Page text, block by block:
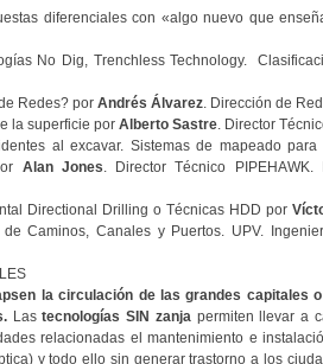
diferenciales con «algo nuevo que
No Dig, Trenchless Technology.
Redes? por Andrés Álvarez. Dirección de
la superficie por Alberto Sastre. Director
al excavar. Sistemas de mapeado para
Alan Jones. Director Técnico PIPEHAWK.
Directional Drilling o Técnicas HDD por
Caminos, Canales y Puertos. UPV.
la circulación de las grandes capitales
Lastecnologías SIN zanjapermiten llevar a
relacionadas el mantenimiento e
y todo ello sin generar trastorno a los